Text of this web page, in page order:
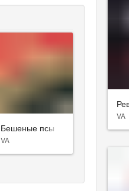
Бешеные псы
VA
VA